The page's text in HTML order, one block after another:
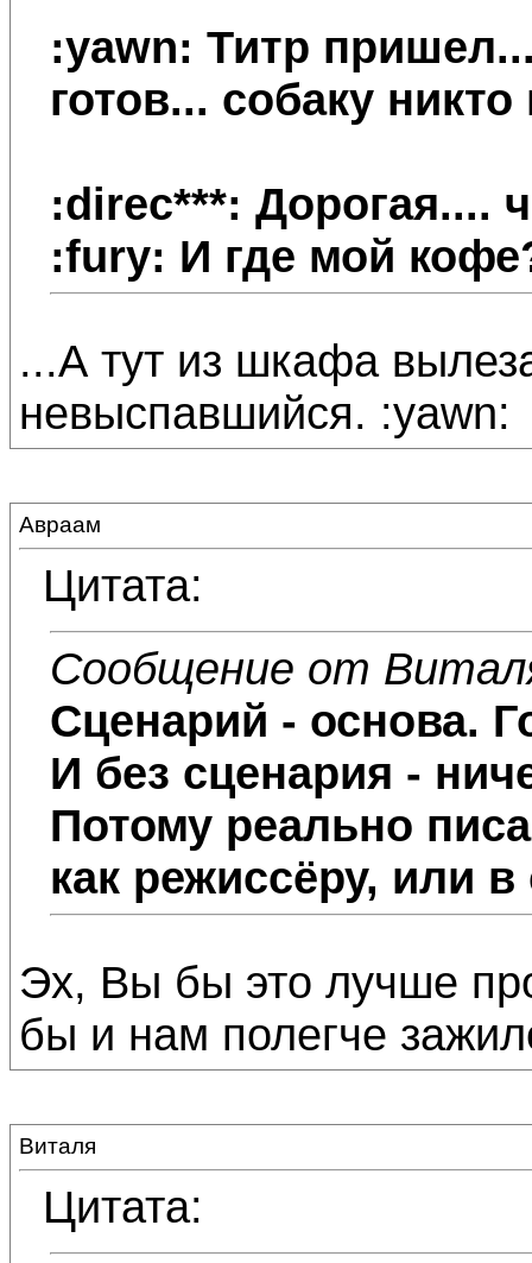
:yawn: Титр
готов... собаку
:direc***: Дорогая....
:fury: И где мой
...А тут из шкафа
невыспавшийся. :yawn:
Авраам
Цитата:
Сообщение от
Сценарий - основа.
И без сценария -
Потому реально
как режиссёру, или в
Эх, Вы бы это лучше
бы и нам полегче
Виталя
Цитата: